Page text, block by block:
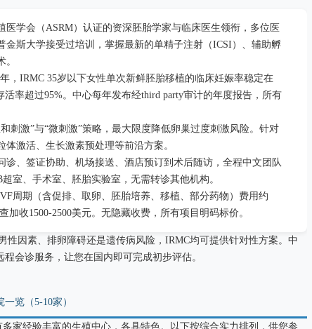
医学会（ASRM）认证的资深胚胎学家与临床医生领衔，多位医
金斯大学接受过培训，掌握最新的单精子注射（ICSI）、辅助孵
年，IRMC 35岁以下女性单次新鲜胚胎移植的临床妊娠率稳定在
活率超过95%。中心每年发布经third party审计的年度报告，所有
刺激”与“微刺激”策略，最大限度降低卵巢过度刺激风险。针对
体激活、生长激素预处理等前沿方案。
诊、签证协助、机场接送、酒店预订到术后随访，全程中文团队
室、手术室、胚胎实验室，无需转诊其他机构。
周期（含促排、取卵、胚胎培养、移植、部分药物）费用约
加收1500-2500美元。无隐藏收费，所有项目明码标价。
性因素、排卵障碍还是遗传病风险，IRMC均可提供针对性方案。中
会诊服务，让您在国内即可完成初步评估。
览（5-10家）
家经验丰富的生殖中心，各具特色。以下按综合实力排列，供您参